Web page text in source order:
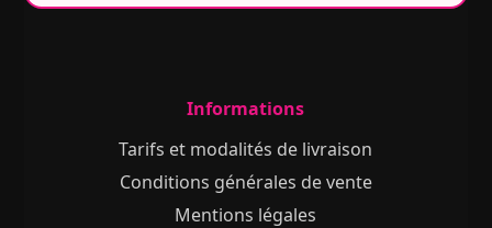
Informations
Tarifs et modalités de livraison
Conditions générales de vente
Mentions légales